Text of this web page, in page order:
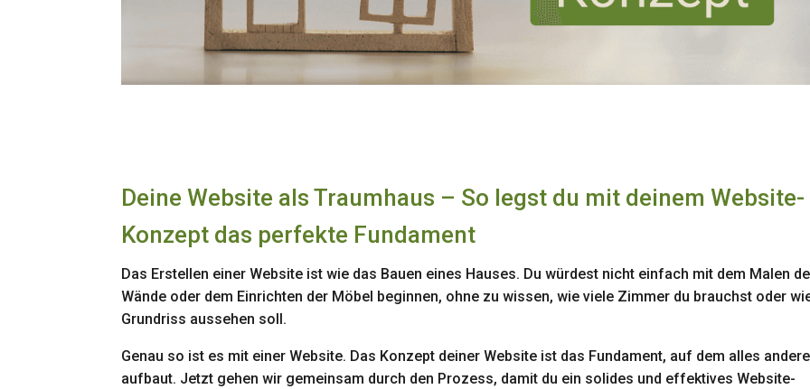
Deine Website als Traumhaus – So legst du mit deinem Website-
Konzept das perfekte Fundament
Das Erstellen einer Website ist wie das Bauen eines Hauses. Du würdest nicht einfach mit dem Malen
Wände oder dem Einrichten der Möbel beginnen, ohne zu wissen, wie viele Zimmer du brauchst oder
Grundriss aussehen soll.
Genau so ist es mit einer Website. Das Konzept deiner Website ist das Fundament, auf dem alles andere
aufbaut. Jetzt gehen wir gemeinsam durch den Prozess, damit du ein solides und effektives Website-